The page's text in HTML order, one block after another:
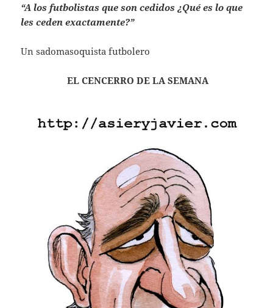
“A los futbolistas que son cedidos ¿Qué es lo que
les ceden exactamente?”
Un sadomasoquista futbolero
EL CENCERRO DE LA SEMANA